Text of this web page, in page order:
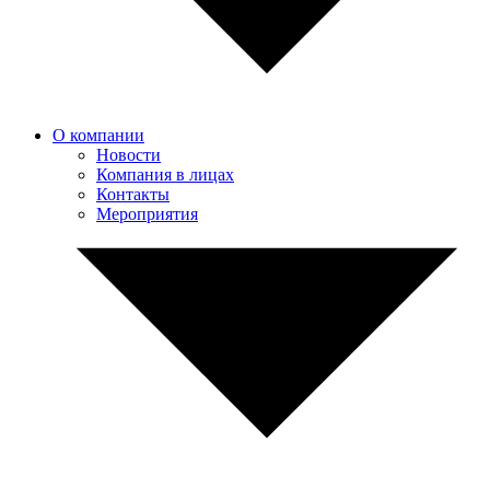
О компании
Новости
Компания в лицах
Контакты
Мероприятия